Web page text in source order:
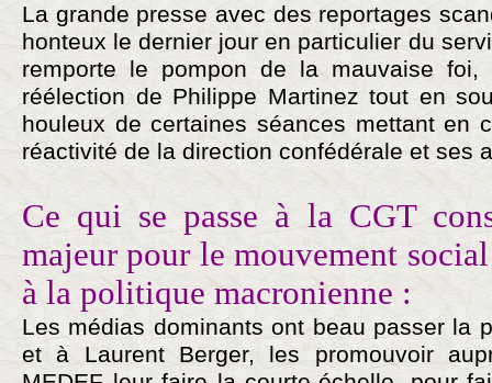
La grande presse avec des reportages
honteux le dernier jour en particulier du
remporte le pompon de la mauvaise
réélection de Philippe Martinez tout en
houleux de certaines séances mettant en
réactivité de la direction confédérale et ses
Ce qui se passe à la CGT
majeur pour le mouvement
à la politique macronienne :
Les médias dominants ont beau passer la
et à Laurent Berger, les promouvoir